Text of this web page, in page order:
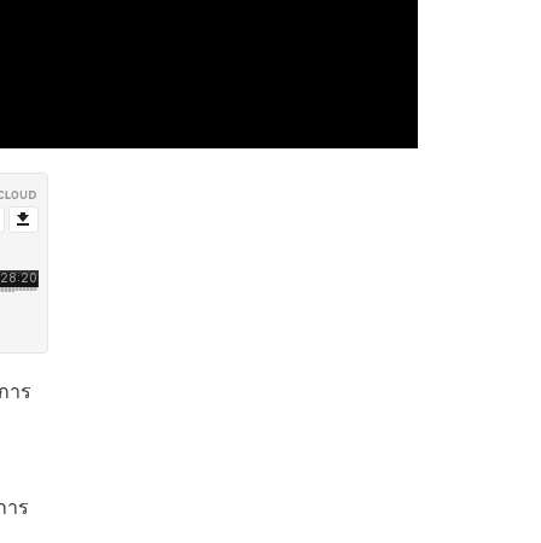
าร
ร